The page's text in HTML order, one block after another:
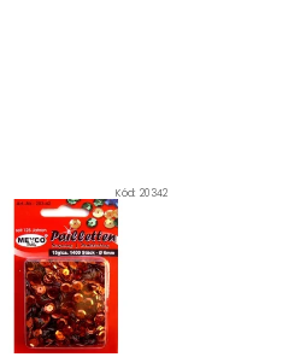
Kód:20342